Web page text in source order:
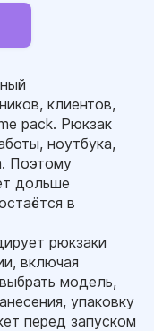
клиентов,
pack. Рюкзак
ноутбука,
Поэтому
дольше
в
рюкзаки
включая
модель,
упаковку
перед запуском